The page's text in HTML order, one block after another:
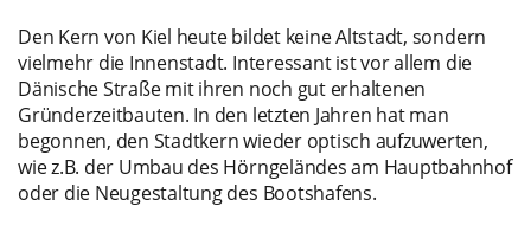
Den Kern von Kiel heute bildet keine Altstadt, sondern
vielmehr die Innenstadt. Interessant ist vor allem die
Dänische Straße mit ihren noch gut erhaltenen
Gründerzeitbauten. In den letzten Jahren hat man
begonnen, den Stadtkern wieder optisch aufzuwerten,
wie z.B. der Umbau des Hörngeländes am Hauptbahnhof
oder die Neugestaltung des Bootshafens.